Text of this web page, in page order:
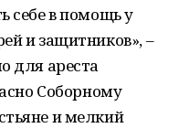
себе в помощь у
и защитников», –
для ареста
Соборному
и мелкий